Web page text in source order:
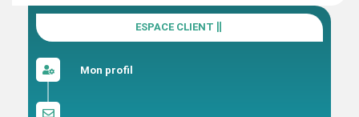
ESPACE CLIENT
Mon profil